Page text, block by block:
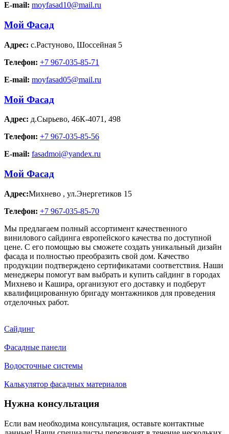
E-mail: moyfasad10@mail.ru
Мой Фасад
Адрес: с.Растуново, Шоссейная 5
Телефон: +7 967-035-85-71
E-mail: moyfasad05@mail.ru
Мой Фасад
Адрес: д.Сырьево, 46К-4071, 498
Телефон: +7 967-035-85-56
E-mail: fasadmoi@yandex.ru
Мой Фасад
Адрес:Михнево , ул.Энергетиков 15
Телефон: +7 967-035-85-70
Мы предлагаем полный ассортимент качественного
винилового сайдинга европейского качества по доступной
цене. С его помощью вы сможете создать уникальный дизайн
фасада и полностью преобразить свой дом. Качество
продукции подтверждено сертификатами соответствия. Наши
менеджеры помогут вам выбрать и купить сайдинг в городах
Михнево и Кашира, организуют его доставку и подберут
квалифицированную бригаду монтажников для проведения
отделочных работ.
Сайдинг
Фасадные панели
Водосточные системы
Калькулятор фасадных материалов
Нужна консультация
Если вам необходима консультация, оставьте контактные